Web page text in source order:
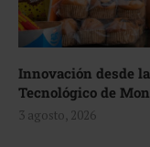
Innovación desde
Tecnológico de
3 agosto, 2026